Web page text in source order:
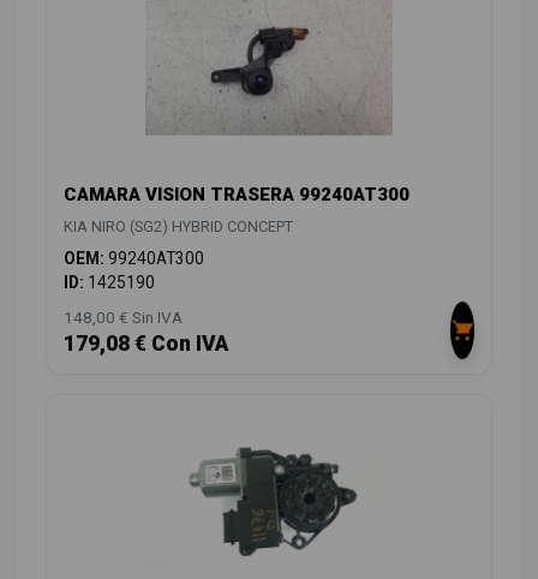
CAMARA VISION TRASERA 99240AT300
KIA NIRO (SG2) HYBRID CONCEPT
OEM: 99240AT300
ID: 1425190
148,00 € Sin IVA
179,08 € Con IVA